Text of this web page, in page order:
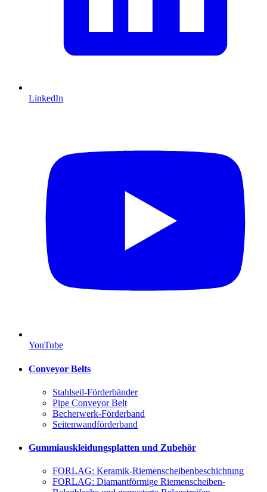
LinkedIn
YouTube
Conveyor Belts
Stahlseil-Förderbänder
Pipe Conveyor Belt
Becherwerk-Förderband
Seitenwandförderband
Gummiauskleidungsplatten und Zubehör
FORLAG: Keramik-Riemenscheibenbeschichtung
FORLAG: Diamantförmige Riemenscheiben-